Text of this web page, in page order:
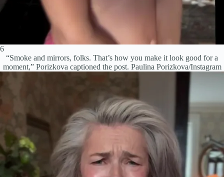
6
“Smoke and mirrors, folks. That’s how you make it look good for a
moment,” Porizkova captioned the post. Paulina Porizkova/Instagram